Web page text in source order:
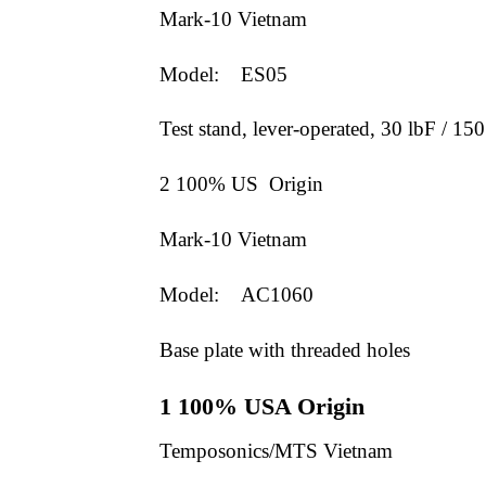
Mark-10 Vietnam
Model: ES05
Test stand, lever-operated, 30 lbF /
2 100% US Origin
Mark-10 Vietnam
Model: AC1060
Base plate with threaded holes
1 100% USA Origin
Temposonics/MTS Vietnam